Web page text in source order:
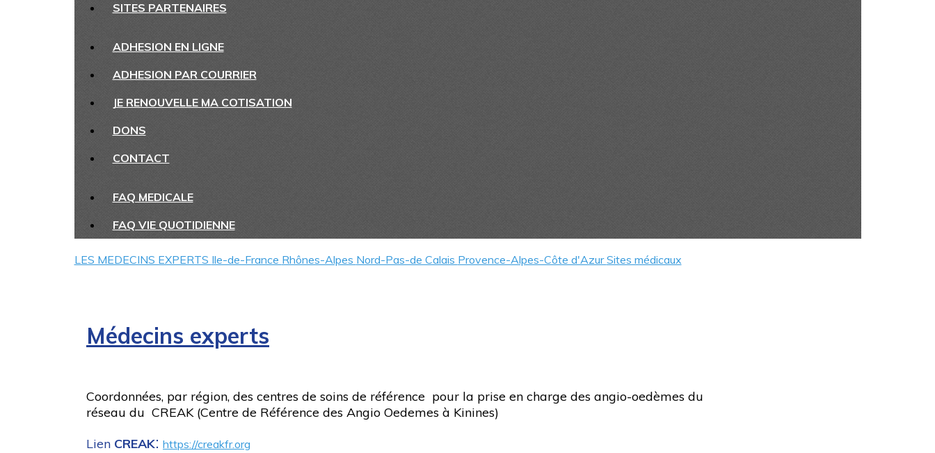
SITES PARTENAIRES
ADHESION EN LIGNE
ADHESION PAR COURRIER
JE RENOUVELLE MA COTISATION
DONS
CONTACT
FAQ MEDICALE
FAQ VIE QUOTIDIENNE
LES MEDECINS EXPERTS Ile-de-France Rhônes-Alpes Nord-Pas-de Calais Provence-Alpes-Côte d'AzurSites médicaux
Médecins experts
Coordonnées, par région, des centres de soins de référence pour la prise en charge des angio-oedèmes du
réseau du CREAK (Centre de Référence des Angio Oedemes à Kinines)
Lien CREAK: https://creakfr.org